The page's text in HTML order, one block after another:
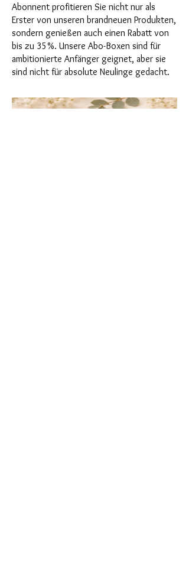
Abonnent profitieren Sie nicht nur als
Erster von unseren brandneuen Produkten,
sondern genießen auch einen Rabatt von
bis zu 35%. Unsere Abo-Boxen sind für
ambitionierte Anfänger geignet, aber sie
sind nicht für absolute Neulinge gedacht.